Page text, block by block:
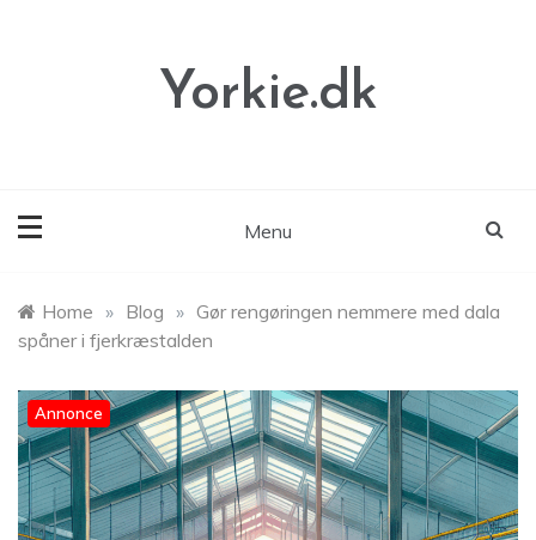
Yorkie.dk
Menu
Home » Blog » Gør rengøringen nemmere med dala
spåner i fjerkræstalden
Annonce